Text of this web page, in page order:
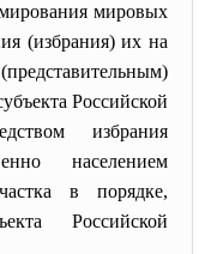
мировых
(избрания) их на
Российской
избрания
населением
в порядке,
Российской